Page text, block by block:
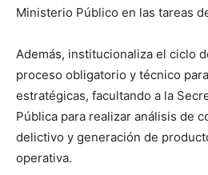
Ministerio Público en las tareas
Además, institucionaliza el ciclo
proceso obligatorio y técnico
estratégicas, facultando a la
Pública para realizar análisis de
delictivo y generación de
operativa.